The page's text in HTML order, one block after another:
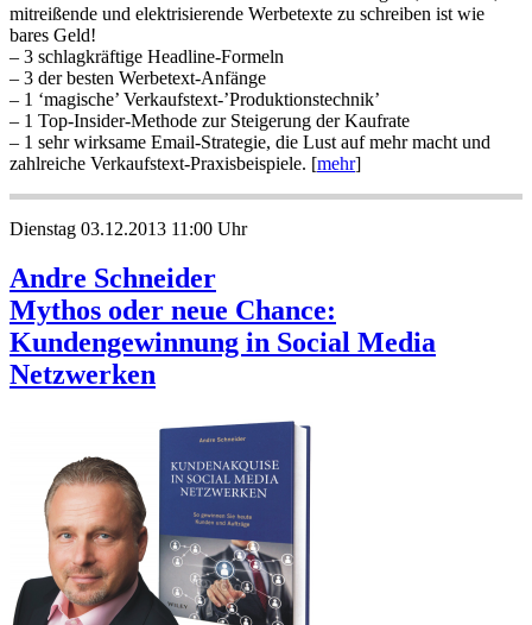
mitreißende und elektrisierende Werbetexte zu schreiben ist wie
bares Geld!
– 3 schlagkräftige Headline-Formeln
– 3 der besten Werbetext-Anfänge
– 1 ‘magische’ Verkaufstext-’Produktionstechnik’
– 1 Top-Insider-Methode zur Steigerung der Kaufrate
– 1 sehr wirksame Email-Strategie, die Lust auf mehr macht und
zahlreiche Verkaufstext-Praxisbeispiele. [mehr]
Dienstag 03.12.2013 11:00 Uhr
Andre Schneider
Mythos oder neue Chance:
Kundengewinnung in Social Media
Netzwerken